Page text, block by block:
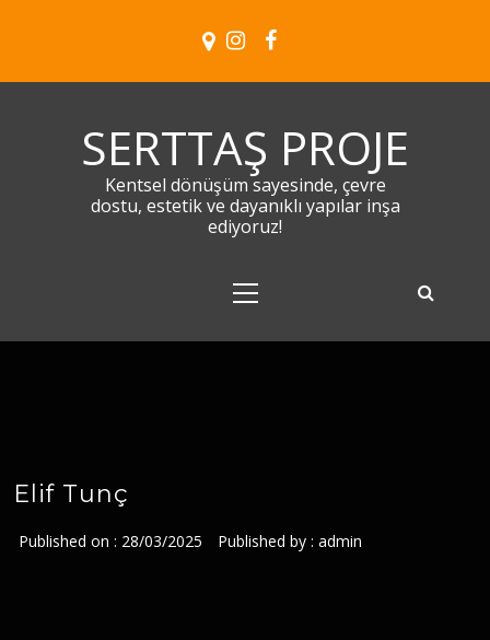
SERTTAŞ PROJE
Kentsel dönüşüm sayesinde, çevre
dostu, estetik ve dayanıklı yapılar inşa
ediyoruz!
Menu
Elif Tunç
Published on : 28/03/2025 Published by : admin